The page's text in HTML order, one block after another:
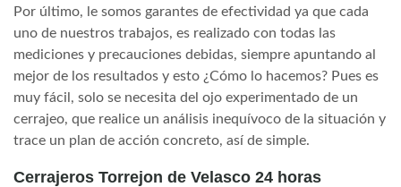
Por último, le somos garantes de efectividad ya que cada
uno de nuestros trabajos, es realizado con todas las
mediciones y precauciones debidas, siempre apuntando al
mejor de los resultados y esto ¿Cómo lo hacemos? Pues es
muy fácil, solo se necesita del ojo experimentado de un
cerrajeo, que realice un análisis inequívoco de la situación y
trace un plan de acción concreto, así de simple.
Cerrajeros Torrejon de Velasco 24 horas